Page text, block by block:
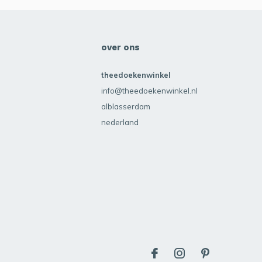
over ons
theedoekenwinkel
info@theedoekenwinkel.nl
alblasserdam
nederland